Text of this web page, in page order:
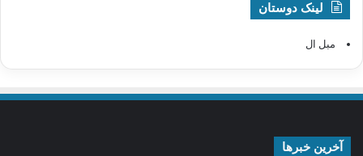
لینک دوستان
مبل ال
آخرین خبرها